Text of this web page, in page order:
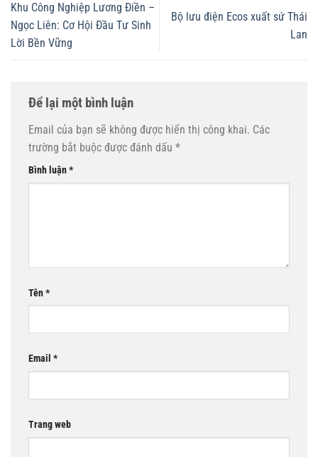
Khu Công Nghiệp Lương Điền –
Ngọc Liên: Cơ Hội Đầu Tư Sinh
Lời Bền Vững
Bộ lưu điện Ecos xuất sứ Thái
Lan
Để lại một bình luận
Email của bạn sẽ không được hiển thị công khai. Các
trường bắt buộc được đánh dấu *
Bình luận*
Tên*
Email *
Trang web